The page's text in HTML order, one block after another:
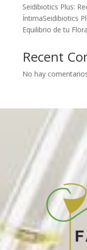
Seidibiotics Plus:
ÍntimaSeidibiotics
Equilibrio de tu
Recent
No hay